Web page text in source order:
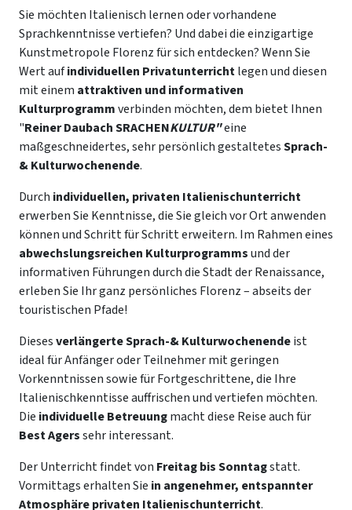
Sie möchten Italienisch lernen oder vorhandene
Sprachkenntnisse vertiefen? Und dabei die einzigartige
Kunstmetropole Florenz für sich entdecken? Wenn Sie
Wert aufindividuellen Privatunterrichtlegen und diesen
mit einem attraktiven und informativen
Kulturprogrammverbinden möchten, dem bietet Ihnen
"Reiner Daubach SRACHENKULTUR"eine
maßgeschneidertes, sehr persönlich gestaltetesSprach-
& Kulturwochenende.
Durch individuellen, privaten Italienischunterricht
erwerben Sie Kenntnisse, die Sie gleich vor Ort anwenden
können und Schritt für Schritt erweitern. Im Rahmen eines
abwechslungsreichen Kulturprogrammsund der
informativen Führungen durch die Stadt der Renaissance,
erleben Sie Ihr ganz persönliches Florenz – abseits der
touristischen Pfade!
Diesesverlängerte Sprach-& Kulturwochenendeist
ideal für Anfänger oder Teilnehmer mit geringen
Vorkenntnissen sowie für Fortgeschrittene, die Ihre
Italienischkenntisse auffrischen und vertiefen möchten.
Die individuelle Betreuungmacht diese Reise auch für
Best Agerssehr interessant.
Der Unterricht findet von Freitag bis Sonntagstatt.
Vormittags erhalten Sie in angenehmer, entspannter
Atmosphäreprivaten Italienischunterricht.